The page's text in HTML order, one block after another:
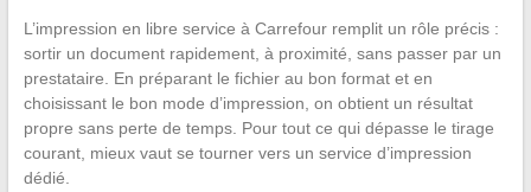
L’impression en libre service à Carrefour remplit un rôle précis :
sortir un document rapidement, à proximité, sans passer par un
prestataire. En préparant le fichier au bon format et en
choisissant le bon mode d’impression, on obtient un résultat
propre sans perte de temps. Pour tout ce qui dépasse le tirage
courant, mieux vaut se tourner vers un service d’impression
dédié.